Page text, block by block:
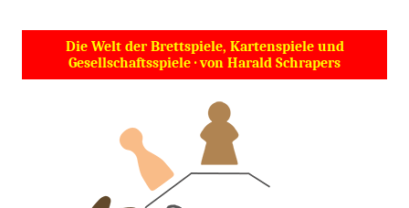
Die Welt der Brettspiele, Kartenspiele und
Gesellschaftsspiele · von Harald Schrapers